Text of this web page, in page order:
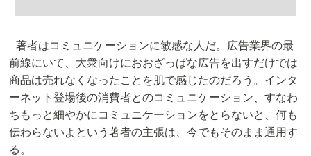
著者はコミュニケーションに敏感な人だ。広告業界の最
前線にいて、大衆向けにおおざっぱな広告を出すだけでは
商品は売れなくなったことを肌で感じたのだろう。インタ
ーネット登場後の消費者とのコミュニケーション、すなわ
ちもっと細やかにコミュニケーションをとらないと、何も
伝わらないよという著者の主張は、今でもそのまま通用す
る。